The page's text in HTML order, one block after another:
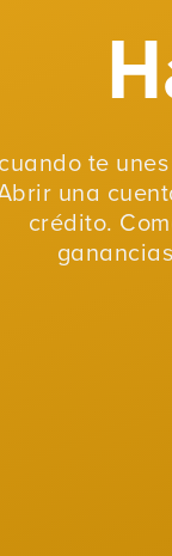
cuando te
una
crédito.